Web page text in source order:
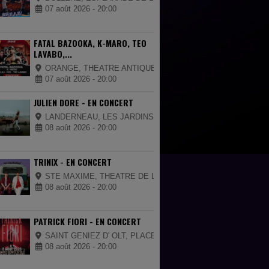
07 août 2026 - 20:00
FATAL BAZOOKA, K-MARO, TEO
LAVABO,...
ORANGE, THEATRE ANTIQUE
07 août 2026 - 20:00
JULIEN DORE - EN CONCERT
LANDERNEAU, LES JARDINS DE LA PALUD
08 août 2026 - 20:00
TRINIX - EN CONCERT
STE MAXIME, THEATRE DE LA MER
08 août 2026 - 20:00
PATRICK FIORI - EN CONCERT
SAINT GENIEZ D' OLT, PLACE DE LA MAIRIE
08 août 2026 - 20:00